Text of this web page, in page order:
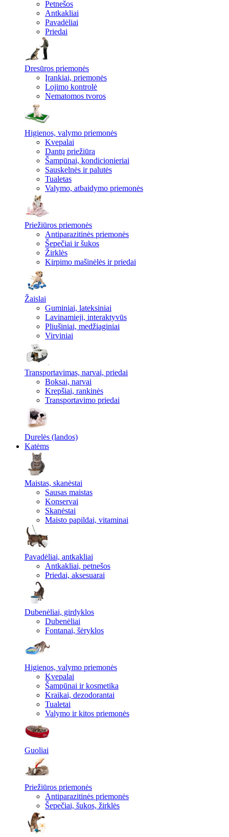
Petnešos
Antkakliai
Pavadėliai
Priedai
Dresūros priemonės
Įrankiai, priemonės
Lojimo kontrolė
Nematomos tvoros
Higienos, valymo priemonės
Kvepalai
Dantų priežiūra
Šampūnai, kondicionieriai
Sauskelnės ir palutės
Tualetas
Valymo, atbaidymo priemonės
Priežiūros priemonės
Antiparazitinės priemonės
Šepečiai ir šukos
Žirklės
Kirpimo mašinėlės ir priedai
Žaislai
Guminiai, lateksiniai
Lavinamieji, interaktyvūs
Pliušiniai, medžiaginiai
Virviniai
Transportavimas, narvai, priedai
Boksai, narvai
Krepšiai, rankinės
Transportavimo priedai
Durelės (landos)
Katėms
Maistas, skanėstai
Sausas maistas
Konservai
Skanėstai
Maisto papildai, vitaminai
Pavadėliai, antkakliai
Antkakliai, petnešos
Priedai, aksesuarai
Dubenėliai, girdyklos
Dubenėliai
Fontanai, šėryklos
Higienos, valymo priemonės
Kvepalai
Šampūnai ir kosmetika
Kraikai, dezodorantai
Tualetai
Valymo ir kitos priemonės
Guoliai
Priežiūros priemonės
Antiparazitinės priemonės
Šepečiai, šukos, žirklės